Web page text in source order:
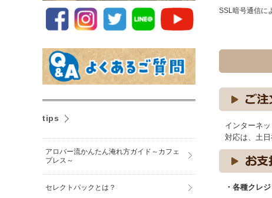
SSL暗号通信に
インターネ
対応は、土日
・各種クレ
tips
アロバー流かんたん淹れ方ガイド～カフェ
プレス～
セレクトパックとは？